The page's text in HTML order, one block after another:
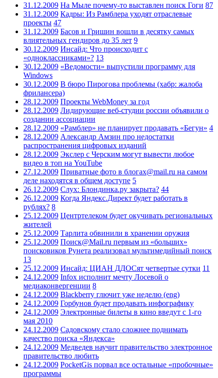
31.12.2009 На Мыле почему-то выставлен поиск Гоги 87
31.12.2009 Кадры: Из Рамблера уходят отраслевые
проекты 47
31.12.2009 Басов и Гришин вошли в десятку самых
влиятельных гендиров до 35 лет 9
30.12.2009 Инсайд: Что происходит с
«одноклассниками»? 13
30.12.2009 «Ведомости» выпустили программу для
Windows
30.12.2009 В бюро Пирогова проблемы (хабр: жалоба
фрилансера)
28.12.2009 Проекты WebMoney за год
28.12.2009 Лидирующие веб-студии россии объявили о
создании ассоциации
28.12.2009 «Рамблер» не планирует продавать «Бегун» 4
28.12.2009 Александр Амзин про недостатки
распространения цифровых изданий
28.12.2009 Экслер с Черским могут вывести любое
видео в топ на YouTube
27.12.2009 Приватные фото в блогах@mail.ru на самом
деле находятся в общем доступе 5
26.12.2009 Слух: Блондинка.ру закрыта? 44
26.12.2009 Когда Яндекс.Директ будет работать в
рублях? 8
25.12.2009 Центртелеком будет окучивать региональных
жителей
25.12.2009 Тарлита обвинили в хранении оружия
25.12.2009 Поиск@Mail.ru первым из «больших»
поисковиков Рунета реализовал мультимедийный поиск
13
25.12.2009 Инсайд: ЦИАН ДДОСят четвертые сутки 11
24.12.2009 Infox исполнит мечту Лосевой о
медиаконвергенции 8
24.12.2009 Blackberry глючит уже неделю (eng)
24.12.2009 Горбунов будет продавать инфографику
24.12.2009 Электронные билеты в кино введут с 1-го
мая 2010
24.12.2009 Садовскому стало сложнее поднимать
качество поиска «Яндекса»
24.12.2009 Медведев научит правительство электронное
правительство любить
24.12.2009 PocketGis порвал все остальные «пробочные»
программы